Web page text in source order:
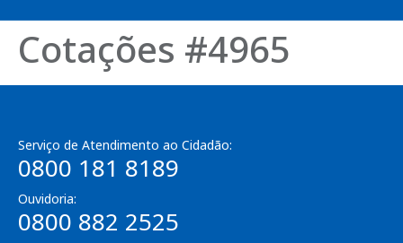
Cotações #4965
Serviço de Atendimento ao Cidadão:
0800 181 8189
Ouvidoria:
0800 882 2525